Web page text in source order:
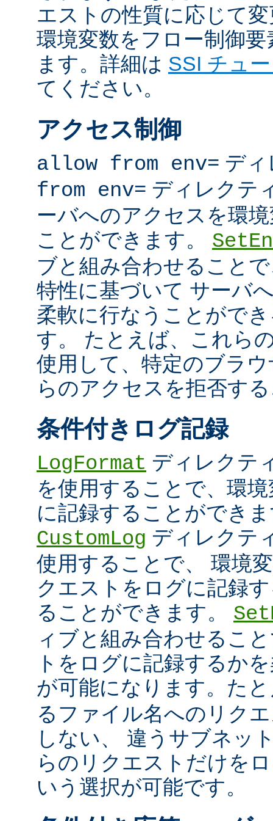
エストの性質に応じて
環境変数をフロー制御
ます。詳細は SSI チュ
てください。
アクセス制御
allow from env= デ
from env= ディレクテ
ーバへのアクセスを環
ことができます。
ブと組み合わせること
特性に基づいて サーバ
柔軟に行なうことがで
す。 たとえば、これら
使用して、特定のブラ
らのアクセスを拒否す
条件付きログ記録
LogFormat ディレクテ
を使用することで、環
に記録することができ
CustomLog ディレクテ
使用することで、 環境
クエストをログに記録
ることができます。
ィブと組み合わせるこ
トをログに記録するか
が可能になります。た
るファイル名へのリク
しない、 違うサブネッ
らのリクエストだけを
いう選択が可能です。